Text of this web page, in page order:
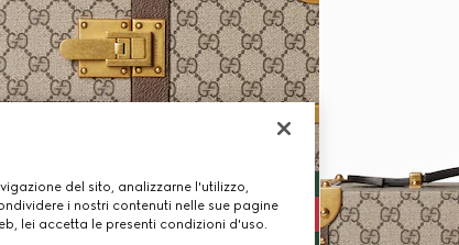
del sito, analizzarne l'utilizzo,
i nostri contenuti nelle sue pagine
lei accetta le presenti condizioni d'uso.